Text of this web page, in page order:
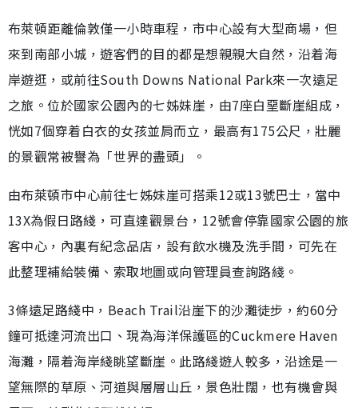
布萊頓距離倫敦僅一小時車程，市中心設有大型商場，但
來到南部小城，遊客們的目的都是想親親大自然，沿着海
岸遊逛，或前往South Downs National Park來一次遠足
之旅。位於國家公園內的七姊妹崖，由7座白堊斷崖組成，
恍如7個穿着白衣的女孩並肩而立，最高有175公尺，壯麗
的景觀常被譽為「世界的盡頭」。
由布萊頓市中心前往七姊妹崖可搭乘12或13號巴士，當中
13X為假日路綫，可直達觀景台，12號會停靠國家公園的旅
客中心，內裏有紀念品店，設有飲水機及洗手間，可先在
此整理補給裝備、索取地圖或向管理員查詢路綫。
3條遠足路綫中，Beach Trail沿崖下的沙灘徒步，約60分
鐘可抵達河流出口、現為海洋保護區的Cuckmere Haven
海灘，隔着海岸綫眺望斷崖。此路綫遊人較多，沿途是一
望無際的草原、河道與層層山丘，景色壯闊，也有機會與